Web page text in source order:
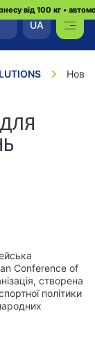
від 100 кг •
UA
Conference of
створена
політики